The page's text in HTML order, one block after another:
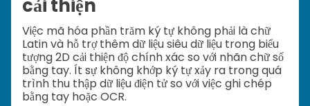
cải thiện
Việc mã hóa phần trăm ký tự không phải là chữ
Latin và hỗ trợ thêm dữ liệu siêu dữ liệu trong biểu
tượng 2D cải thiện độ chính xác so với nhãn chữ số
bằng tay. Ít sự không khớp ký tự xảy ra trong quá
trình thu thập dữ liệu điện tử so với việc ghi chép
bằng tay hoặc OCR.